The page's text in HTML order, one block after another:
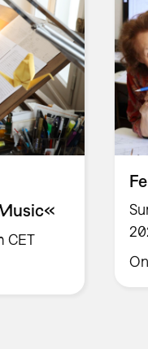
CET